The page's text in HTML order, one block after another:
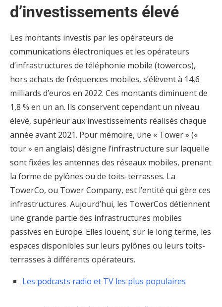
d’investissements élevé
Les montants investis par les opérateurs de
communications électroniques et les opérateurs
d’infrastructures de téléphonie mobile (towercos),
hors achats de fréquences mobiles, s’élèvent à 14,6
milliards d’euros en 2022. Ces montants diminuent de
1,8 % en un an. Ils conservent cependant un niveau
élevé, supérieur aux investissements réalisés chaque
année avant 2021. Pour mémoire, une « Tower » («
tour » en anglais) désigne l’infrastructure sur laquelle
sont fixées les antennes des réseaux mobiles, prenant
la forme de pylônes ou de toits-terrasses. La
TowerCo, ou Tower Company, est l’entité qui gère ces
infrastructures. Aujourd’hui, les TowerCos détiennent
une grande partie des infrastructures mobiles
passives en Europe. Elles louent, sur le long terme, les
espaces disponibles sur leurs pylônes ou leurs toits-
terrasses à différents opérateurs.
Les podcasts radio et TV les plus populaires